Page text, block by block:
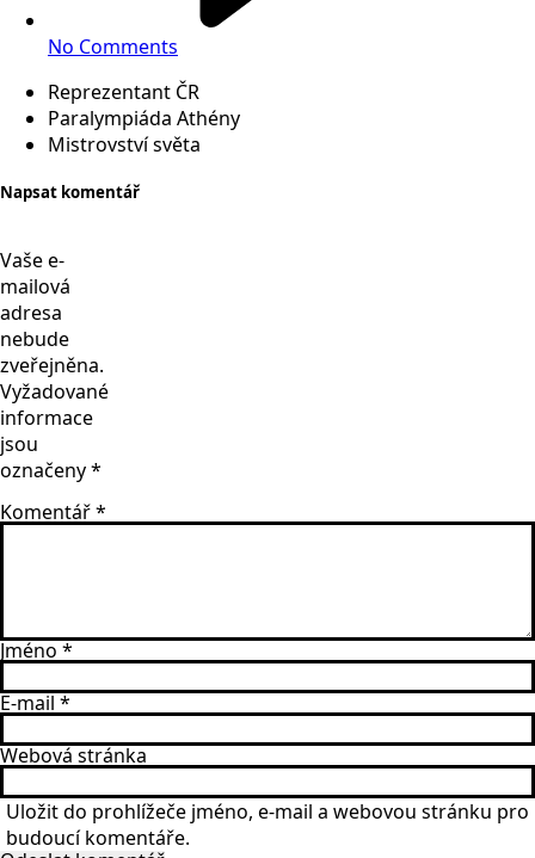
No Comments
Reprezentant ČR
Paralympiáda Athény
Mistrovství světa
Napsat komentář
Vaše e-
mailová
adresa
nebude
zveřejněna.
Vyžadované
informace
jsou
označeny*
Komentář*
Jméno *
E-mail *
Webová stránka
Uložit do prohlížeče jméno, e-mail a webovou stránku pro
budoucí komentáře.